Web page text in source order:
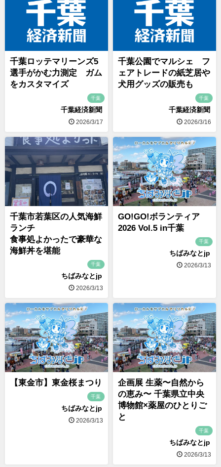
千葉ロッテマリーンズ5
選手がかむ力測定 ガム
をカスタマイズ
千葉
千葉経済新聞
2026/3/17
千葉公園でマルシェ フ
ェアトレードの紙芝居や
犬用グッズの販売も
千葉
千葉経済新聞
2026/3/16
千葉市若葉区の人気海鮮
ランチ
食事処よかったで豪華な
海鮮丼を堪能
千葉
ちばみなとjp
2026/3/13
GO!GO!ボランティア
2026 Vol.5 in千葉
千葉
ちばみなとjp
2026/3/13
【東金市】東金桜まつり
千葉
ちばみなとjp
2026/3/13
企画展 生薬〜自然から
の恵み〜 千葉県立中央
博物館×薬屋のひとりご
と
千葉
ちばみなとjp
2026/3/13